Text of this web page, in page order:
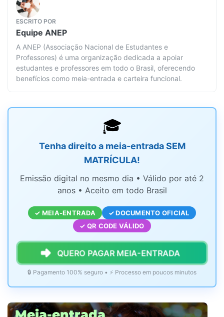
ESCRITO POR
Equipe ANEP
A ANEP (Associação Nacional de Estudantes e
Professores) é uma organização dedicada a apoiar
estudantes e professores em todo o Brasil, oferecendo
benefícios como meia-entrada e carteira funcional.
🎓
Tenha direito a meia-entrada SEM
MATRÍCULA!
Emissão digital no mesmo dia • Válido por até 2
anos • Aceito em todo Brasil
✓ MEIA-ENTRADA
✓ DOCUMENTO OFICIAL
✓ QR CODE VÁLIDO
QUERO PAGAR MEIA-ENTRADA
🔒 Pagamento 100% seguro • ⚡ Processo em poucos minutos